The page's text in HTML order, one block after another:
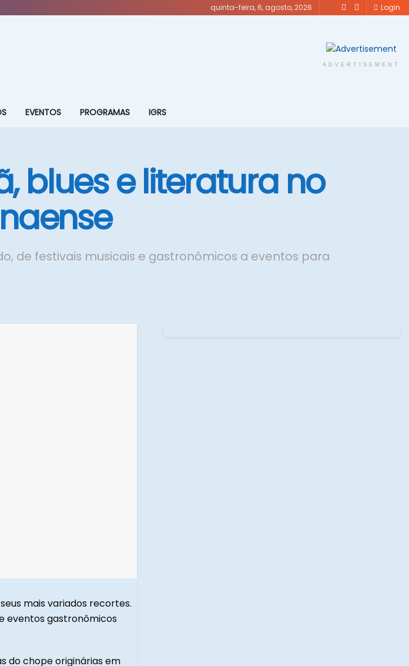
quinta-feira, 6, agosto, 2026 Login
ADVERTISEMENT
EVENTOS PROGRAMAS IGRS
blues e literatura no
de festivais musicais e gastronômicos a eventos para
mais variados recortes.
eventos gastronômicos
do chope originárias em